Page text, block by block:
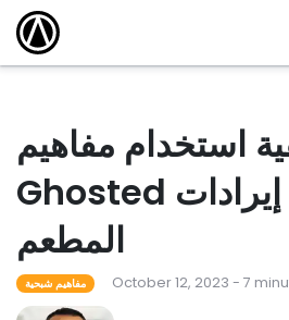
استخدام مفاهيم
Ghosted لزيادة إيرادات
المطعم
مفاهيم شبحية October 12, 2023 - 7